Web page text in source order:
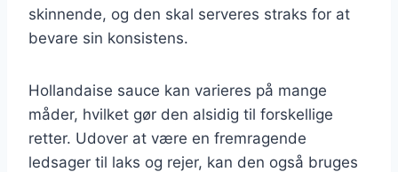
skinnende, og den skal serveres straks for at
bevare sin konsistens.
Hollandaise sauce kan varieres på mange
måder, hvilket gør den alsidig til forskellige
retter. Udover at være en fremragende
ledsager til laks og rejer, kan den også bruges